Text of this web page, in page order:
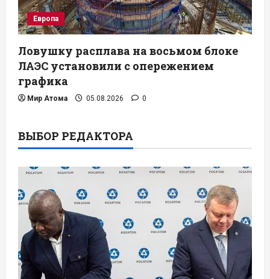
Европа
Ловушку расплава на восьмом блоке
ЛАЭС установили с опережением
графика
Мир Атома 05.08.2026 0
ВЫБОР РЕДАКТОРА